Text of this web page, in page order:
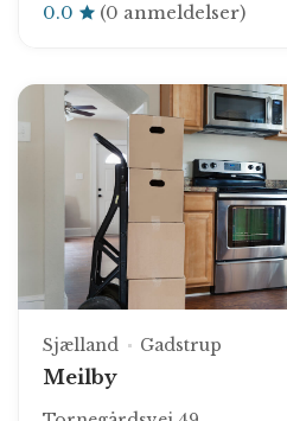
0.0 (0 anmeldelser)
Sjælland Gadstrup
Meilby